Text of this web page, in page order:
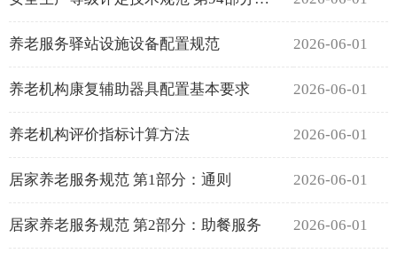
养老服务驿站设施设备配置规范 2026-06-01
养老机构康复辅助器具配置基本要求 2026-06-01
养老机构评价指标计算方法 2026-06-01
居家养老服务规范 第1部分：通则 2026-06-01
居家养老服务规范 第2部分：助餐服务 2026-06-01